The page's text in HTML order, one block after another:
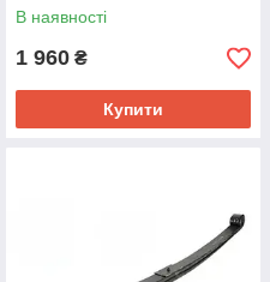
В наявності
1 960 ₴
Купити